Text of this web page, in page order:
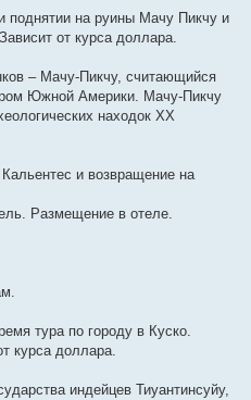
поднятии на руины Мачу Пикчу и
от курса доллара.
– Мачу-Пикчу, считающийся
Южной Америки. Мачу-Пикчу
находок ХХ
и возвращение на
Размещение в отеле.
тура по городу в Куско.
курса доллара.
индейцев Тиуантинсуйу,